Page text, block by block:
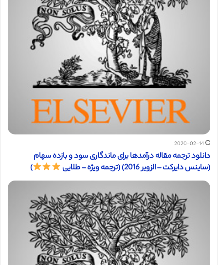
2020-02-14
دانلود ترجمه مقاله درآمدها برای ماندگاری سود و بازده سهام
(ساینس دایرکت – الزویر 2016) (ترجمه ویژه – طلایی
)